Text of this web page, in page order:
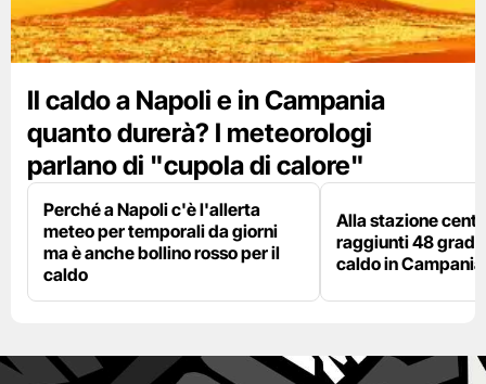
Il caldo a Napoli e in Campania
quanto durerà? I meteorologi
parlano di "cupola di calore"
Perché a Napoli c'è l'allerta
meteo per temporali da giorni
ma è anche bollino rosso per il
caldo
Alla stazione
raggiunti 48
caldo in Campania